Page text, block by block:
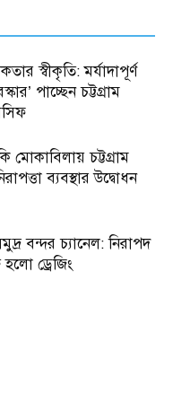
স্বীকৃতি: মর্যাদাপূর্ণ
পাচ্ছেন চট্টগ্রাম
মোকাবিলায় চট্টগ্রাম
ব্যবস্থার উদ্বোধন
বন্দর চ্যানেল: নিরাপদ
ড্রেজিং